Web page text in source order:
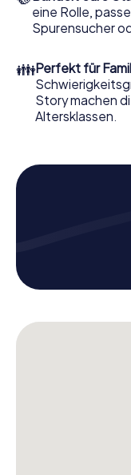
eine Rolle,
Spurensucher
👪Perfekt für
Story machen
Altersklassen.